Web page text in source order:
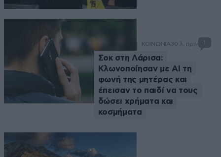
ΚΟΙΝΩΝΙΑ30 λ. πριν 1
Σοκ στη Λάρισα:
Κλωνοποίησαν με AI τη
φωνή της μητέρας και
έπεισαν το παιδί να τους
δώσει χρήματα και
κοσμήματα